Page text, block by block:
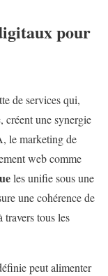
pour
de services qui,
créent une synergie
le marketing de
web comme
les unifie sous une
une cohérence de
travers tous les
peut alimenter